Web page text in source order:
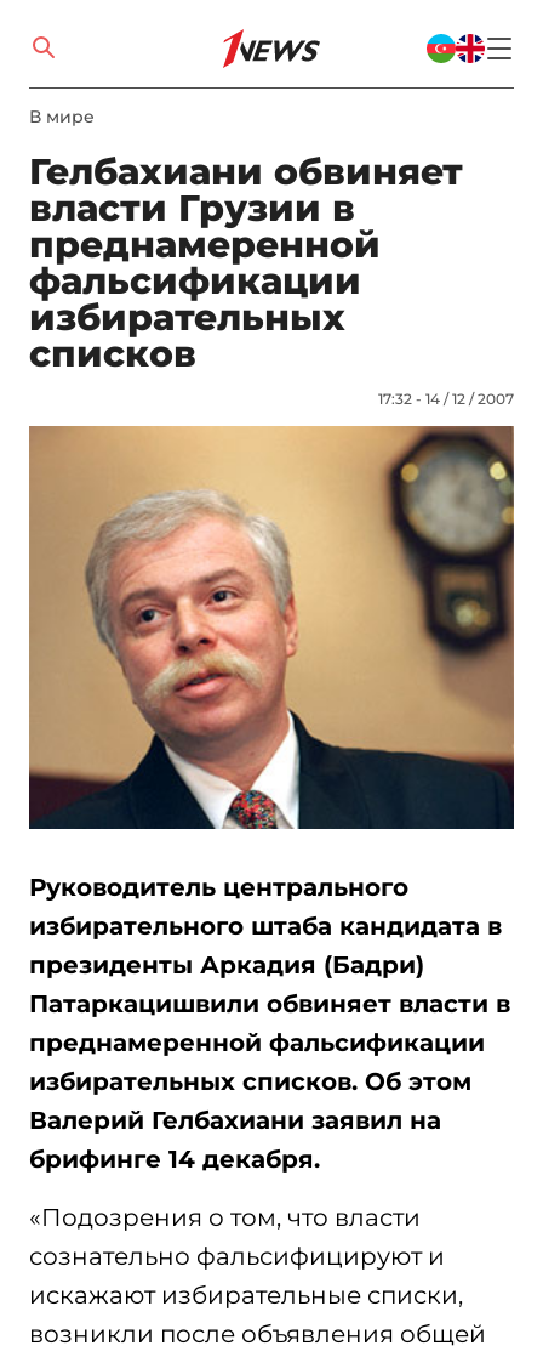
В мире
Гелбахиани обвиняет
власти Грузии в
преднамеренной
фальсификации
избирательных
списков
17:32 - 14 / 12 / 2007
Руководитель центрального
избирательного штаба кандидата в
президенты Аркадия (Бадри)
Патаркацишвили обвиняет власти в
преднамеренной фальсификации
избирательных списков. Об этом
Валерий Гелбахиани заявил на
брифинге 14 декабря.
«Подозрения о том, что власти
сознательно фальсифицируют и
искажают избирательные списки,
возникли после объявления общей